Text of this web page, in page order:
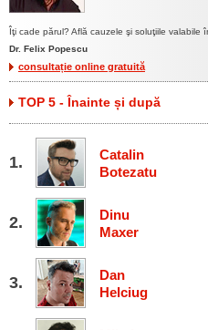
Îţi cade părul? Află cauzele şi soluţiile valabile
Dr. Felix Popescu
consultație online gratuită
TOP 5 - Înainte și după
Catalin
Botezatu
Dinu
Maxer
Dan
Helciug